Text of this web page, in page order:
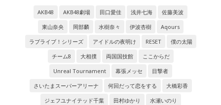
AKB48 AKB48劇場 田口愛佳 浅井七海
佐藤美波
東山奈央
岡部麟 水樹奈々 伊波杏樹
Aqours
ラブライブ！シリーズ
アイドルの夜明け RESET
僕の太陽
チーム8
大相撲 両国国技館
ここからだ
Unreal Tournament
幕張メッセ
目撃者
さいたまスーパーアリーナ
何回だって恋をする
大橋彩香
ジェフユナイテッド千葉
田村ゆかり
水瀬いのり